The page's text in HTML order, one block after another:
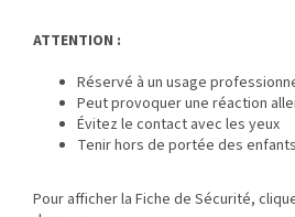
ATTENTION :
Réservé à un usage
Peut provoquer une réaction
Évitez le contact avec les yeux
Tenir hors de portée des enfants
Pour afficher la Fiche de Sécurité,